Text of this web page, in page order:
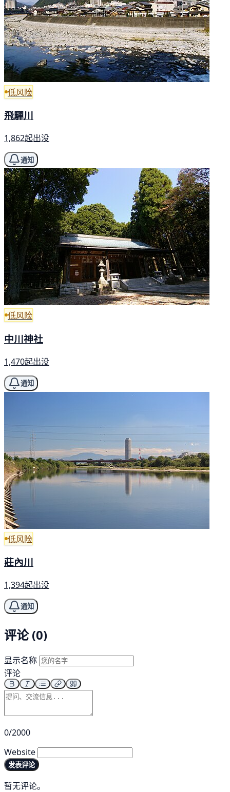
低风险
飛驒川
1,862起出没
通知
低风险
中川神社
1,470起出没
通知
低风险
莊內川
1,394起出没
通知
评论 (0)
显示名称
评论
0/2000
Website
发表评论
暂无评论。